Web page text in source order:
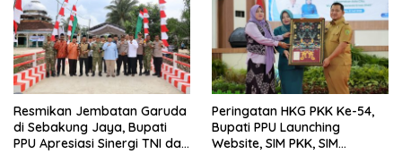
Resmikan Jembatan Garuda
di Sebakung Jaya, Bupati
PPU Apresiasi Sinergi TNI dan
Peringatan HKG PKK Ke-54,
Bupati PPU Launching
Website, SIM PKK, SIM